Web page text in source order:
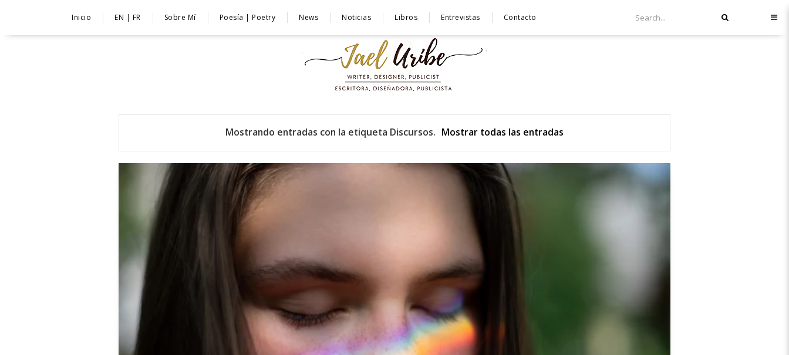
Inicio EN | FR Sobre Mí Poesía | Poetry News Noticias Libros Entrevistas Contacto
Mostrando entradas con la etiqueta Discursos. Mostrar todas las entradas